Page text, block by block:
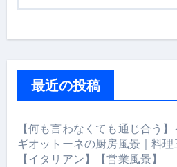
最近の投稿
【何も言わなくても通じ合う
ギオットーネの厨房風景｜料理
【イタリアン】【営業風景】